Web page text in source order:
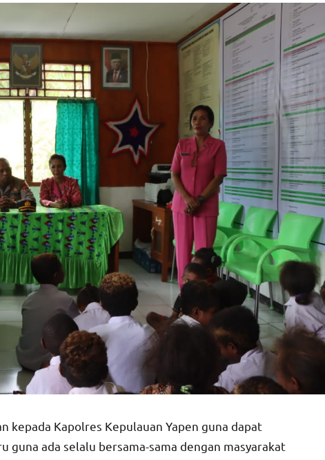
kepada Kapolres Kepulauan Yapen guna dapat
guna ada selalu bersama-sama dengan masyarakat